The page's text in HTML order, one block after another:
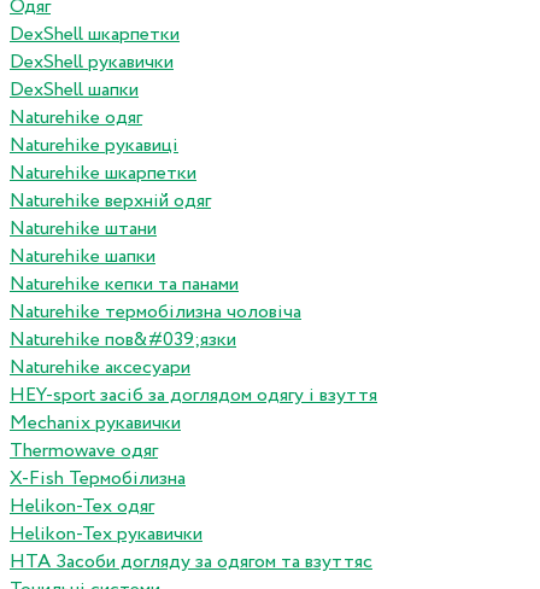
Одяг
DexShell шкарпетки
DexShell рукавички
DexShell шапки
Naturehike одяг
Naturehike рукавиці
Naturehike шкарпетки
Naturehike верхній одяг
Naturehike штани
Naturehike шапки
Naturehike кепки та панами
Naturehike термобілизна чоловіча
Naturehike пов&#039;язки
Naturehike аксесуари
HEY-sport засіб за доглядом одягу і взуття
Mechanix рукавички
Thermowave одяг
X-Fish Термобілизна
Helikon-Tex одяг
Helikon-Tex рукавички
HTA Засоби догляду за одягом та взуттяс